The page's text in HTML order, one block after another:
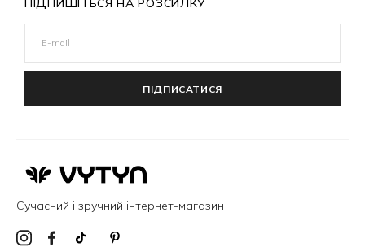
ПІДПИШІТЬСЯ НА РОЗСИЛКУ
ПІДПИСАТИСЯ
Сучасний і зручний інтернет-магазин